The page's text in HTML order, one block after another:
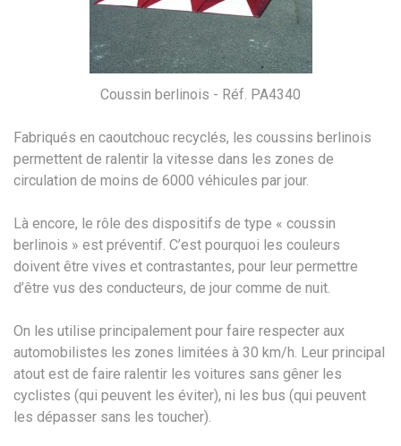
Coussin berlinois - Réf. PA4340
Fabriqués en caoutchouc recyclés, les coussins berlinois
permettent de ralentir la vitesse dans les zones de
circulation de moins de 6000 véhicules par jour.
Là encore, le rôle des dispositifs de type « coussin
berlinois » est préventif. C’est pourquoi les couleurs
doivent être vives et contrastantes, pour leur permettre
d’être vus des conducteurs, de jour comme de nuit.
On les utilise principalement pour faire respecter aux
automobilistes les zones limitées à 30 km/h. Leur principal
atout est de faire ralentir les voitures sans gêner les
cyclistes (qui peuvent les éviter), ni les bus (qui peuvent
les dépasser sans les toucher).